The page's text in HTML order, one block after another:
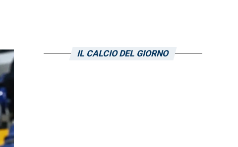
IL CALCIO DEL GIORNO